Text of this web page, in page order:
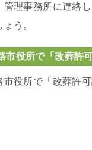
管理事務所に連絡
う。
市役所で「改葬許
役所で「改葬許